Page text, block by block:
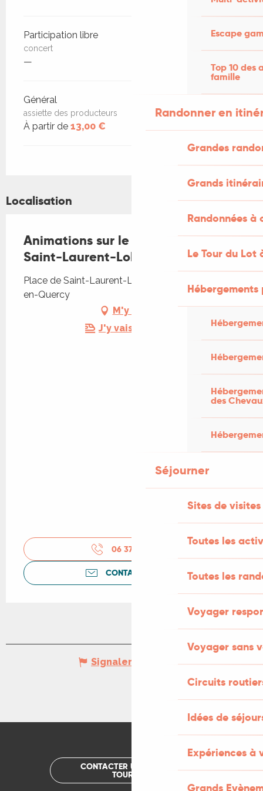
Escape
Top 10 des
famille
Randonner en
Grandes
Grands
Randonnées
Le Tour du Lot
des
Séjourner
Sites de visites
Toutes les
Toutes les
Voyager
Voyager sans
Circuits
Idées de
Expériences à
Grands
Participation libre
concert
—
Général
assiette des producteurs
À partir de 13,00 €
Localisation
Animations sur le Marché bio de
Saint-Laurent-Lolmie
Place de Saint-Laurent-Lolmie, 46800 Lendou-
en-Quercy
M'y rendre
J'y vais en train !
06 37 06 73
CONTACTEZ-NOUS
Signaler une erreur
CONTACTER UN OFFICE DE
TOURISME